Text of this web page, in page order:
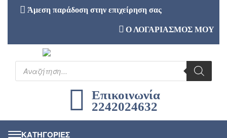
Άμεση παράδοση στην επιχείρηση σας
Ο ΛΟΓΑΡΙΑΣΜΟΣ ΜΟΥ
Επικοινωνία
2242024632